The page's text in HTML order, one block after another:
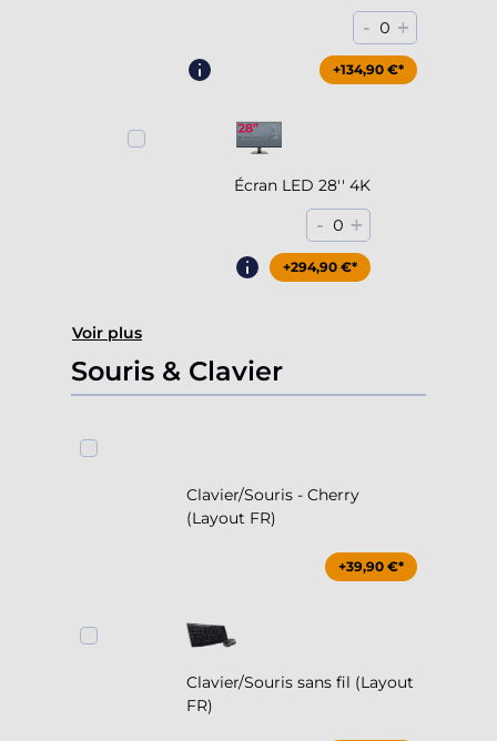
- 0 +
+204,90 €*
+134,90 €*
Écran LED 28'' 4K
- 0 +
+294,90 €*
Voir plus
Souris & Clavier
Clavier/Souris - Cherry
(Layout FR)
+39,90 €*
Clavier/Souris sans fil (Layout
FR)